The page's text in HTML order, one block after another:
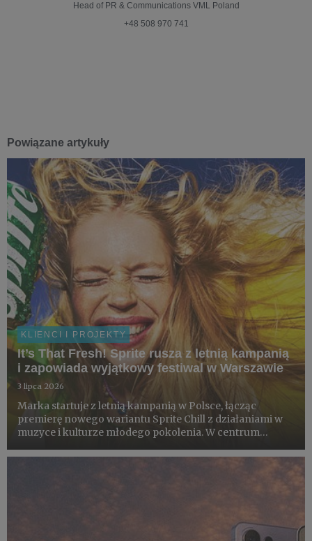
Head of PR & CommunicationsVML Poland
+48 508 970 741
Powiązane artykuły
KLIENCI I PROJEKTY
It’s That Fresh! Sprite rusza z letnią kampanią
i zapowiada wyjątkowy festiwal w Warszawie
3 lipca 2026
Marka startuje z letnią kampanią w Polsce, łącząc
premierę nowego wariantu Sprite Chill z działaniami w
muzyce i kulturze młodego pokolenia. W centrum
współprace z artystami i partnerami z obszaru kultury